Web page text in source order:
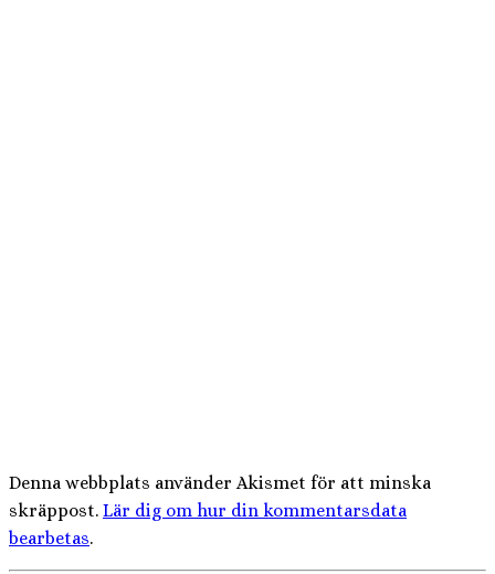
Denna webbplats använder Akismet för att minska
skräppost. Lär dig om hur din kommentarsdata
bearbetas.